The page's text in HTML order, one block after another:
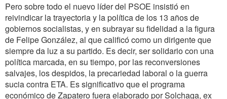
Pero sobre todo el nuevo líder del PSOE insistió en
reivindicar la trayectoria y la política de los 13 años de
gobiernos socialistas, y en subrayar su fidelidad a la figura
de Felipe González, al que calificó como un dirigente que
siempre da luz a su partido. Es decir, ser solidario con una
política marcada, en su tiempo, por las reconversiones
salvajes, los despidos, la precariedad laboral o la guerra
sucia contra ETA. Es significativo que el programa
económico de Zapatero fuera elaborado por Solchaga, ex